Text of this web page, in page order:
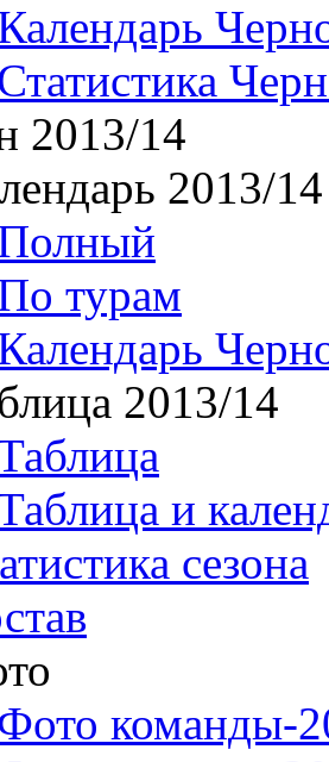
2013/14
2013/14
турам
2013/14
и
сезона
команды-